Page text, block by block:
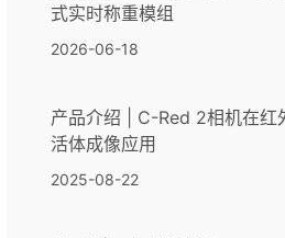
式实时称重模组
2026-06-18
产品介绍 | C-Red 2相机在红
活体成像应用
2025-08-22